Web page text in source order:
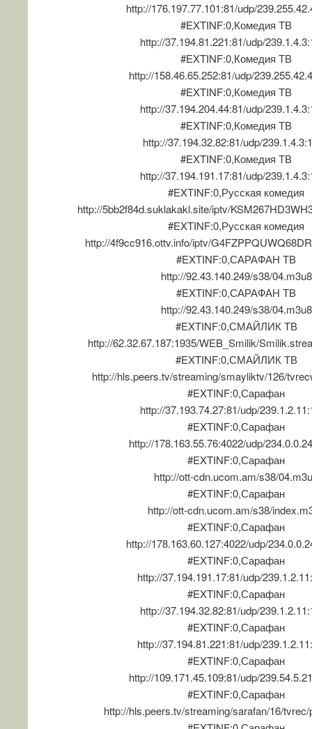
http://176.197.77.101:81/udp/
#EXTINF:0,Комедия ТВ
http://37.194.81.221:81/udp/
#EXTINF:0,Комедия ТВ
http://158.46.65.252:81/udp/
#EXTINF:0,Комедия ТВ
http://37.194.204.44:81/udp/
#EXTINF:0,Комедия ТВ
http://37.194.32.82:81/udp/
#EXTINF:0,Комедия ТВ
http://37.194.191.17:81/udp/
#EXTINF:0,Русская комедия
http://5bb2f84d.suklakakl.site/iptv/
#EXTINF:0,Русская комедия
http://4f9cc916.ottv.info/iptv/
#EXTINF:0,САРАФАН ТВ
http://92.43.140.249/s38/04.m3u8
#EXTINF:0,САРАФАН ТВ
http://92.43.140.249/s38/04.m3u8
#EXTINF:0,СМАЙЛИК ТВ
http://62.32.67.187:1935/WEB_Smilik/
#EXTINF:0,СМАЙЛИК ТВ
http://hls.peers.tv/streaming/smayliktv/126/
#EXTINF:0,Сарафан
http://37.193.74.27:81/udp/
#EXTINF:0,Сарафан
http://178.163.55.76:4022/udp/
#EXTINF:0,Сарафан
http://ott-cdn.ucom.am/s38/
#EXTINF:0,Сарафан
http://ott-cdn.ucom.am/s38/
#EXTINF:0,Сарафан
http://178.163.60.127:4022/udp/
#EXTINF:0,Сарафан
http://37.194.191.17:81/udp/
#EXTINF:0,Сарафан
http://37.194.32.82:81/udp/
#EXTINF:0,Сарафан
http://37.194.81.221:81/udp/
#EXTINF:0,Сарафан
http://109.171.45.109:81/udp/
#EXTINF:0,Сарафан
http://hls.peers.tv/streaming/sarafan/16/